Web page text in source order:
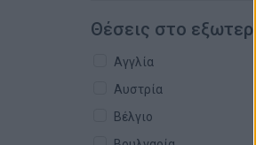
Θέσεις στο εξωτερικό
Αγγλία
Αυστρία
Βέλγιο